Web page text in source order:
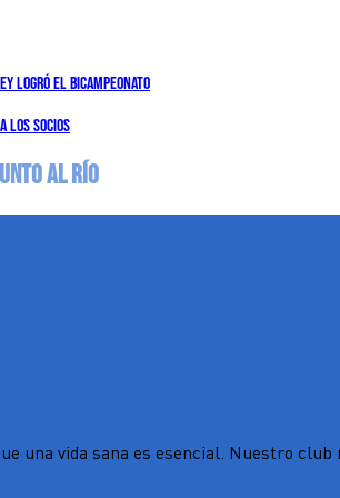
LOGRÓ EL BICAMPEONATO
LOS SOCIOS
AL RÍO
una vida sana es esencial. Nuestro